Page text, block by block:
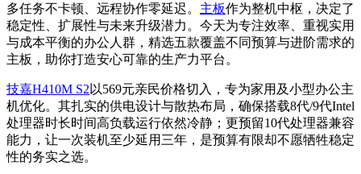
多任务不卡顿、远程协作零延迟。 主板作为整机中枢，决定了
稳定性、扩展性与未来升级潜力。今天为专注效率、重视实用
与成本平衡的办公人群，精选五款覆盖不同预算与进阶需求的
主板，助你打造安心可靠的生产力平台。
技嘉H410M S2 以569元亲民价格切入，专为家用及小型办公主
机优化。其扎实的供电设计与散热布局，确保搭载8代/9代Intel
处理器时长时间高负载运行依然冷静；更预留10代处理器兼容
能力，让一次装机至少延用三年，是预算有限却不愿牺牲稳定
性的务实之选。